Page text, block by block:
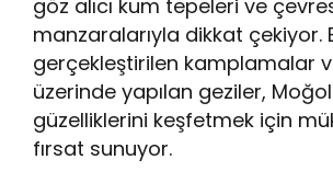
göz alıcı kum tepeleri ve
manzaralarıyla dikkat çekiyor.
gerçekleştirilen kamplamalar
üzerinde yapılan geziler,
güzelliklerini keşfetmek için
fırsat sunuyor.